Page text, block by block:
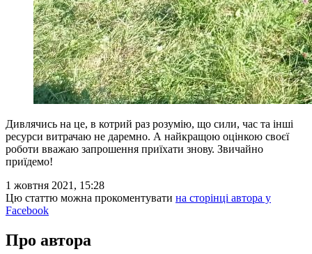
Дивлячись на це, в котрий раз розумію, що сили, час та інші
ресурси витрачаю не даремно. А найкращою оцінкою своєї
роботи вважаю запрошення приїхати знову. Звичайно
приїдемо!
1 жовтня 2021, 15:28
Цю статтю можна прокоментувати на сторінці автора у
Facebook
Про автора